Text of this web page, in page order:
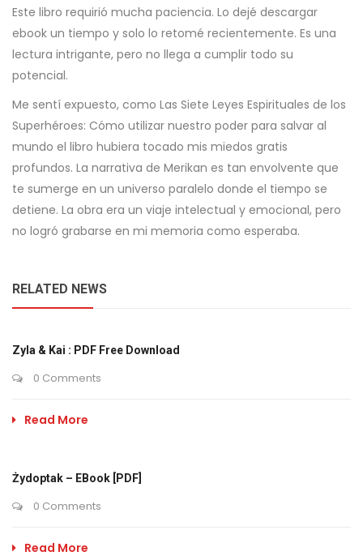
Este libro requirió mucha paciencia. Lo dejé descargar
ebook un tiempo y solo lo retomé recientemente. Es una
lectura intrigante, pero no llega a cumplir todo su
potencial.
Me sentí expuesto, como Las Siete Leyes Espirituales de los
Superhéroes: Cómo utilizar nuestro poder para salvar al
mundo el libro hubiera tocado mis miedos gratis
profundos. La narrativa de Merikan es tan envolvente que
te sumerge en un universo paralelo donde el tiempo se
detiene. La obra era un viaje intelectual y emocional, pero
no logró grabarse en mi memoria como esperaba.
RELATED NEWS
Zyla & Kai : PDF Free Download
0 Comments
Read More
Żydoptak – EBook [PDF]
0 Comments
Read More